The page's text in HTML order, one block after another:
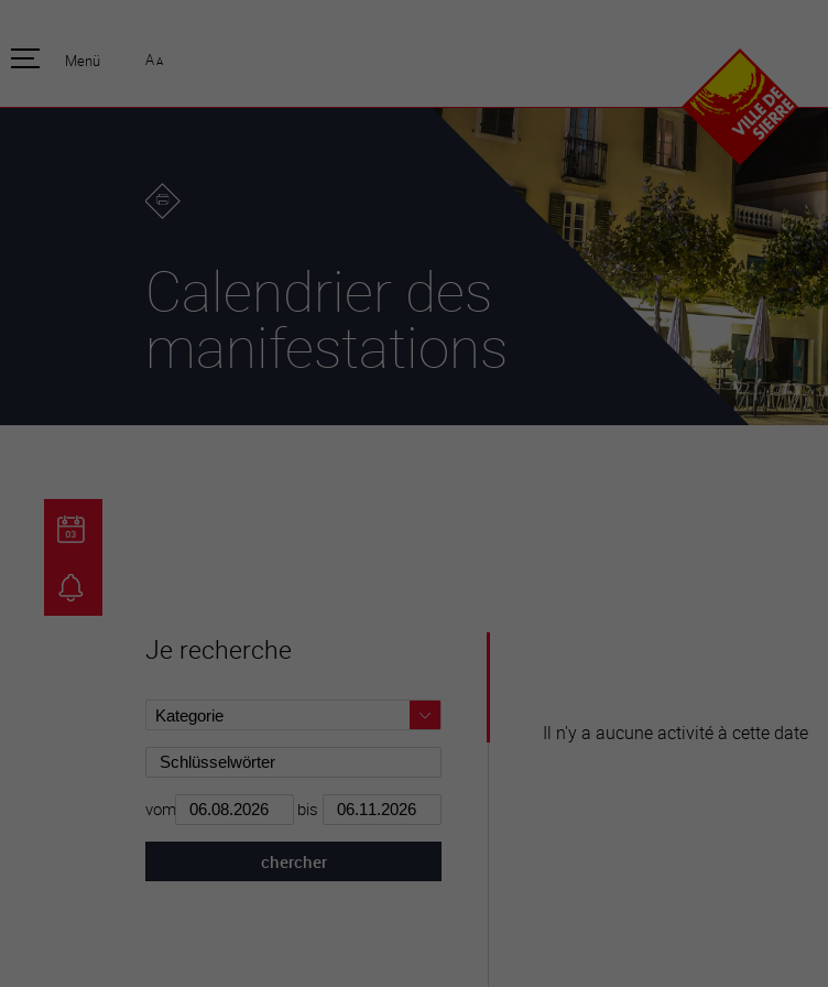
Enfants et écoliers
Formation
environnement
Informations parcelles
Guichet virtuel
Annuaire communal
Emplois
Organisation
communale
Programme de
législature 2025-2028
Stratégies
Jumelage
Manifestations
Art et culture
Sport et loisirs
Vins, gastronomie et
séjours
Clubs et associations
Nature
Menü A A
Calendrier des
manifestations
Je recherche
vom bis
Il n'y a aucune activité à cette date